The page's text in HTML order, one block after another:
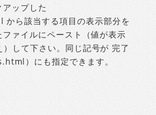
ップした
ら該当する項目の表示部分を
ァイルにペースト（値が表示
して下さい。同じ記号が 完了
）にも指定できます。